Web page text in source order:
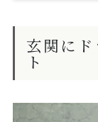
玄関に
ト